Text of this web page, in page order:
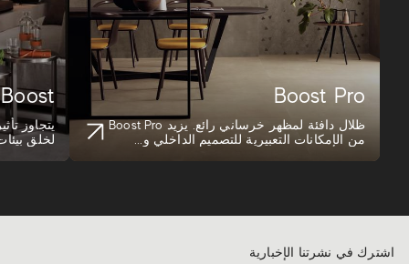
Boost Pro
ظلال دافئة لمظهر خرساني رائع. يزيد Boost Pro
من الإمكانات التعبيرية للتصميم الداخلي و...
Boost
لخلق
اشترك في نشرتنا الإخبارية